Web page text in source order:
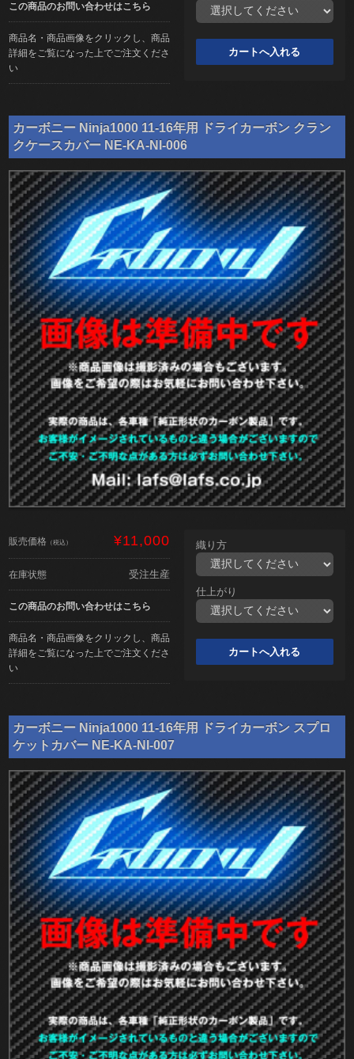
この商品のお問い合わせはこちら
商品名・商品画像をクリックし、商品
詳細をご覧になった上でご注文くださ
い
カーボニー Ninja1000 11-16年用 ドライカーボン クラン
クケースカバー NE-KA-NI-006
販売価格 （税込） ¥11,000
在庫状態 受注生産
この商品のお問い合わせはこちら
商品名・商品画像をクリックし、商品
詳細をご覧になった上でご注文くださ
い
織り方
仕上がり
カーボニー Ninja1000 11-16年用 ドライカーボン スプロ
ケットカバー NE-KA-NI-007